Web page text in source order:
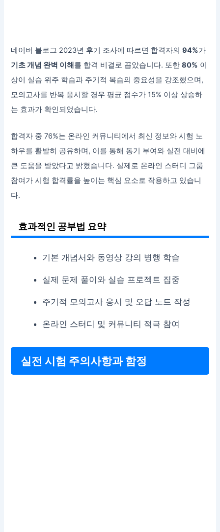
네이버 블로그 2023년 후기 조사에 따르면 합격자의94%가
기초 개념 완벽 이해 를 합격 비결로 꼽았습니다. 또한80% 이
상이 실습 위주 학습과 주기적 복습의 중요성을 강조했으며,
모의고사를 반복 응시할 경우 평균 점수가 15% 이상 상승하
는 효과가 확인되었습니다.
합격자 중 76%는 온라인 커뮤니티에서 최신 정보와 시험 노
하우를 활발히 공유하며, 이를 통해 동기 부여와 실전 대비에
큰 도움을 받았다고 밝혔습니다. 실제로 온라인 스터디 그룹
참여가 시험 합격률을 높이는 핵심 요소로 작용하고 있습니
다.
효과적인 공부법 요약
기본 개념서와 동영상 강의 병행 학습
실제 문제 풀이와 실습 프로젝트 집중
주기적 모의고사 응시 및 오답 노트 작성
온라인 스터디 및 커뮤니티 적극 참여
실전 시험 주의사항과 함정